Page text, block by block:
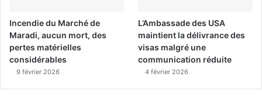
Incendie du Marché de
Maradi, aucun mort, des
pertes matérielles
considérables
9 février 2026
L’Ambassade des USA
maintient la délivrance des
visas malgré une
communication réduite
4 février 2026